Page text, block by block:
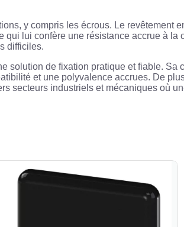
y compris les écrous. Le revêtement
lui confère une résistance accrue à
difficiles.
solution de fixation pratique et fiable.
et une polyvalence accrues. De
secteurs industriels et mécaniques où